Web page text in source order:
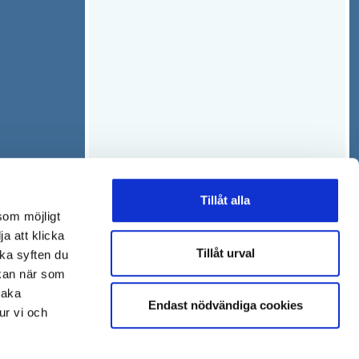
möjligt
att klicka
syften du
när som
vi och
Tillåt alla
Tillåt urval
Endast nödvändiga cookies